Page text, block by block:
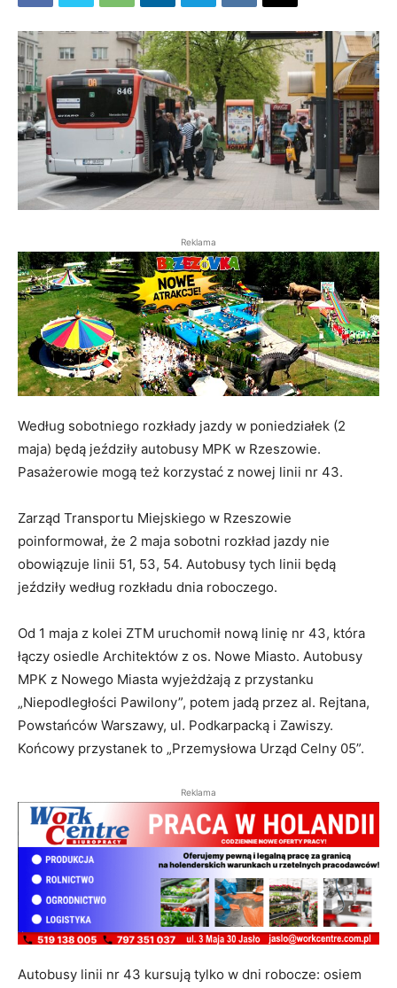
Reklama
Według sobotniego rozkłady jazdy w poniedziałek (2
maja) będą jeździły autobusy MPK w Rzeszowie.
Pasażerowie mogą też korzystać z nowej linii nr 43.
Zarząd Transportu Miejskiego w Rzeszowie
poinformował, że 2 maja sobotni rozkład jazdy nie
obowiązuje linii 51, 53, 54. Autobusy tych linii będą
jeździły według rozkładu dnia roboczego.
Od 1 maja z kolei ZTM uruchomił nową linię nr 43, która
łączy osiedle Architektów z os. Nowe Miasto. Autobusy
MPK z Nowego Miasta wyjeżdżają z przystanku
„Niepodległości Pawilony”, potem jadą przez al. Rejtana,
Powstańców Warszawy, ul. Podkarpacką i Zawiszy.
Końcowy przystanek to „Przemysłowa Urząd Celny 05”.
Reklama
Autobusy linii nr 43 kursują tylko w dni robocze: osiem